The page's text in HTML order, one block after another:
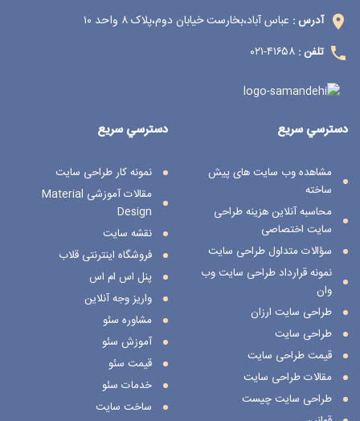
آدرس : عباس آباد،بخارست خیابان دوم،پلاک ۸ واحد ۱۰
تلفن : ۴۱۶۵۸-۰۲۱
دسترسي سريع
نمونه کار طراحی سایت
مقالات آموزشی Material
Design
نقشه سایت
فروشگاه اینترنتی قلاب
پنل اس ام اس
واریز وجه آنلاین
مشاوره سئو
آموزش سئو
قیمت سئو
خدمات سئو
ساخت سایت
دسترسي سريع
مشاهده وب سایت های پیش
ساخته
محاسبه آنلاین هزینه طراحی
سایت اختصاصی
سؤالات متداول طراحی سایت
نمونه قرارداد طراحی سایت وب
وان
طراحی سایت ارزان
طراحی سایت
قیمت طراحی سایت
مقالات طراحی سایت
طراحی سایت چیست